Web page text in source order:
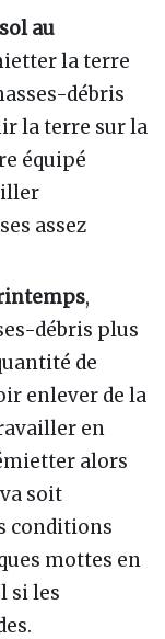
au
la terre
débris
la terre sur la
équipé
assez
,
débris plus
de
enlever de la
en
alors
soit
conditions
mottes en
si les